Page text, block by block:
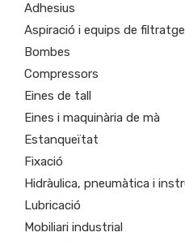
Adhesius
Aspiració i equips de
Bombes
Compressors
Eines de tall
Eines i maquinària de mà
Estanqueïtat
Fixació
Hidràulica, pneumàtica i
Lubricació
Mobiliari industrial